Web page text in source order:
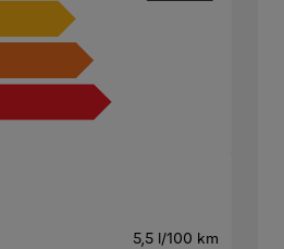
5,5 l/100 km